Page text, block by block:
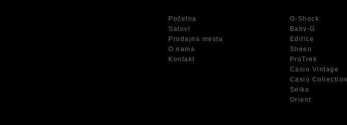
Početna
Satovi
Prodajna mesta
O nama
Kontakt
G-Shock
Baby-G
Edifice
Sheen
ProTrek
Casio Vintage
Casio Collection
Seiko
Orient